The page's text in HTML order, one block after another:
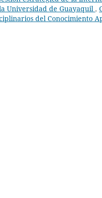
Universidad de Guayaquil ,
del Conocimiento